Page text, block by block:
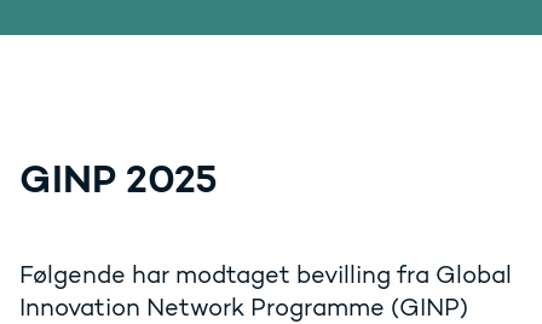
GINP 2025
Følgende har modtaget bevilling fra Global
Innovation Network Programme (GINP)